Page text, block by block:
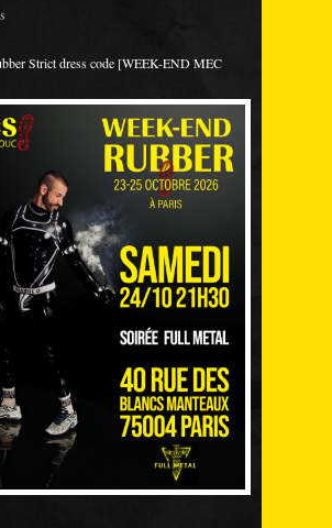
Strict dress code [WEEK-END MEC